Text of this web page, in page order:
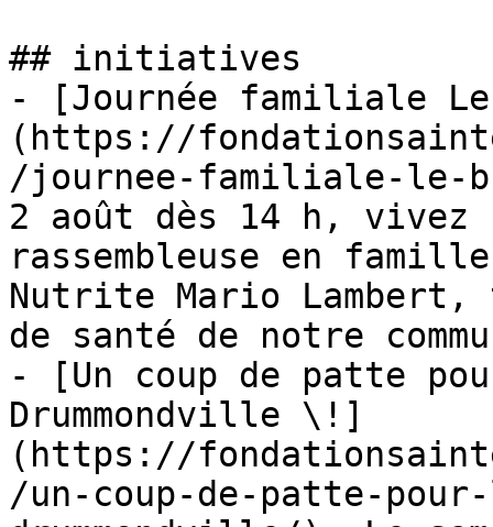
## initiatives
- [Journée familiale
(https://
/journee-familiale-le-
2 août dès 14 h, vivez
rassembleuse en
Nutrite Mario
de santé de notre
- [Un coup de patte
Drummondville \!]
(https://
/un-coup-de-patte-